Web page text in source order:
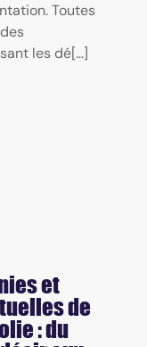
Toutes
les dé[...]
et
de
: du